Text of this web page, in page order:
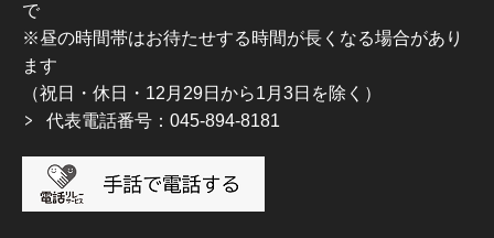
で
※昼の時間帯はお待たせする時間が長くなる場合があり
ます
（祝日・休日・12月29日から1月3日を除く）
代表電話番号：045-894-8181